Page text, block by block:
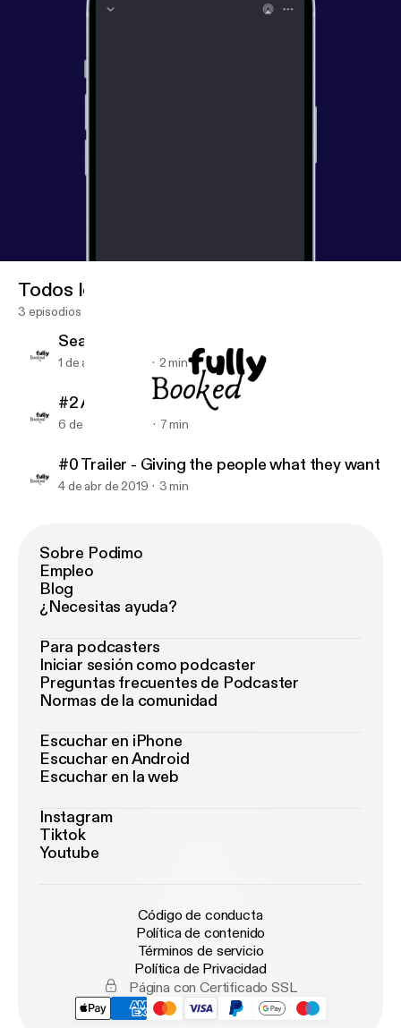
Fully Booked
Todos los episodios
3 episodios
Season 1 Trailer
1 de ago de 2019 2 min
#2 April Recommendations
6 de abr de 2019 7 min
#0 Trailer - Giving the people what they want
4 de abr de 2019 3 min
Sobre Podimo
Empleo
Blog
¿Necesitas ayuda?
Para podcasters
Iniciar sesión como podcaster
Preguntas frecuentes de Podcaster
Normas de la comunidad
Escuchar en iPhone
Escuchar en Android
Escuchar en la web
Instagram
Tiktok
Youtube
Código de conducta
Política de contenido
Términos de servicio
Política de Privacidad
Página con Certificado SSL